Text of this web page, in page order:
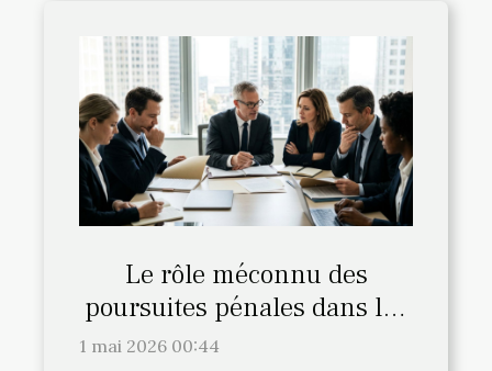
Le rôle méconnu des
poursuites pénales dans les
conflits commerciaux entre
1 mai 2026 00:44